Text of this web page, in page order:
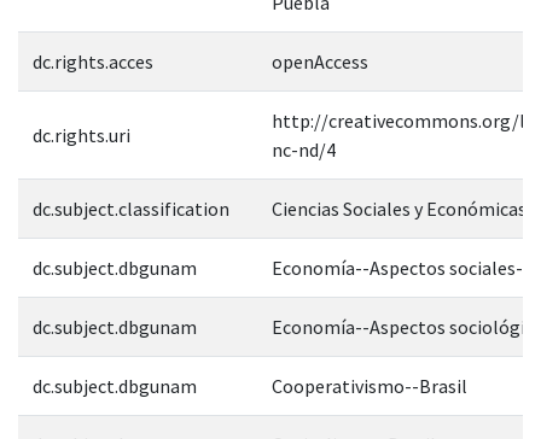
dc.rights.acces openAccess
dc.rights.uri
http://creativecommons.org/
nc-nd/4
dc.subject.classification Ciencias Sociales y Económicas
dc.subject.dbgunam Economía--Aspectos sociales--
dc.subject.dbgunam Economía--Aspectos
dc.subject.dbgunam Cooperativismo--Brasil